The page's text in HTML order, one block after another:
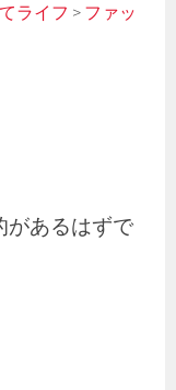
ライフ > ファッ
があるはずで